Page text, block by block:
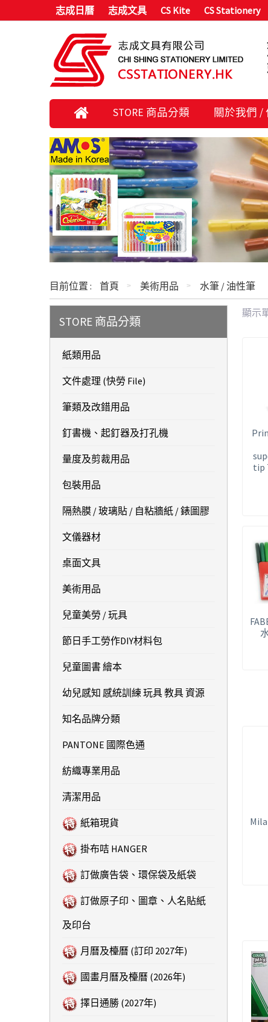
志成日曆 志成文具 CS Kite CS Stationery
STORE 商品分類 關於我們 /
目前位置 : 首頁 美術用品 水筆 / 油性筆
顯示
tip
STORE 商品分類
紙類用品
文件處理 (快勞 File)
筆類及改錯用品
釘書機、起釘器及打孔機
量度及剪裁用品
包裝用品
隔熱膜 / 玻璃貼 / 自粘牆紙 / 錶圖膠
文儀器材
桌面文具
美術用品
兒童美勞 / 玩具
節日手工勞作DIY材料包
兒童圖書 繪本
幼兒感知 感統訓練 玩具 教具 資源
知名品牌分類
PANTONE 國際色通
紡織專業用品
清潔用品
紙箱現貨
掛布咭 HANGER
訂做廣告袋、環保袋及紙袋
訂做原子印、圖章、人名貼紙
及印台
月曆及檯曆 (訂印 2027年)
國畫月曆及檯曆 (2026年)
擇日通勝 (2027年)